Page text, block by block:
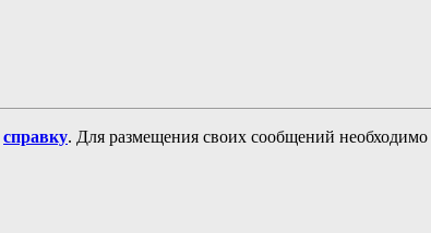
справку. Для размещения своих сообщений необходимо